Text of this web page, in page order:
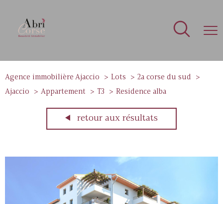
Agence immobilière Ajaccio Lots
2a corse du sud
Ajaccio
Appartement T3 Residence alba
retour aux résultats